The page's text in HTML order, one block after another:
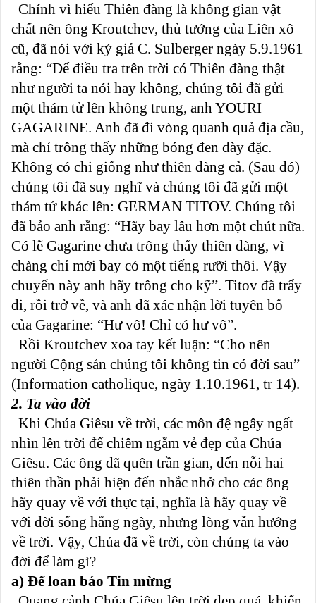
Chính vì hiểu Thiên đàng là không gian vật
chất nên ông Kroutchev, thủ tướng của Liên xô
cũ, đã nói với ký giả C. Sulberger ngày 5.9.1961
rằng: “Để điều tra trên trời có Thiên đàng thật
như người ta nói hay không, chúng tôi đã gửi
một thám tử lên không trung, anh YOURI
GAGARINE. Anh đã đi vòng quanh quả địa cầu,
mà chỉ trông thấy những bóng đen dày đặc.
Không có chi giống như thiên đàng cả. (Sau đó)
chúng tôi đã suy nghĩ và chúng tôi đã gửi một
thám tử khác lên: GERMAN TITOV. Chúng tôi
đã bảo anh rằng: “Hãy bay lâu hơn một chút nữa.
Có lẽ Gagarine chưa trông thấy thiên đàng, vì
chàng chỉ mới bay có một tiếng rưỡi thôi. Vậy
chuyến này anh hãy trông cho kỹ”. Titov đã trẩy
đi, rồi trở về, và anh đã xác nhận lời tuyên bố
của Gagarine: “Hư vô! Chỉ có hư vô”.
Rồi Kroutchev xoa tay kết luận: “Cho nên
người Cộng sản chúng tôi không tin có đời sau”
(Information catholique, ngày 1.10.1961, tr 14).
2. Ta vào đời
Khi Chúa Giêsu về trời, các môn đệ ngây ngất
nhìn lên trời để chiêm ngắm vẻ đẹp của Chúa
Giêsu. Các ông đã quên trần gian, đến nỗi hai
thiên thần phải hiện đến nhắc nhở cho các ông
hãy quay về với thực tại, nghĩa là hãy quay về
với đời sống hằng ngày, nhưng lòng vẫn hướng
về trời. Vậy, Chúa đã về trời, còn chúng ta vào
đời để làm gì?
a) Để loan báo Tin mừng